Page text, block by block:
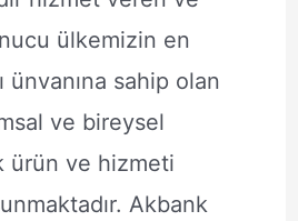
ülkemizin en
ünvanına sahip olan
ve bireysel
ürün ve hizmeti
Akbank